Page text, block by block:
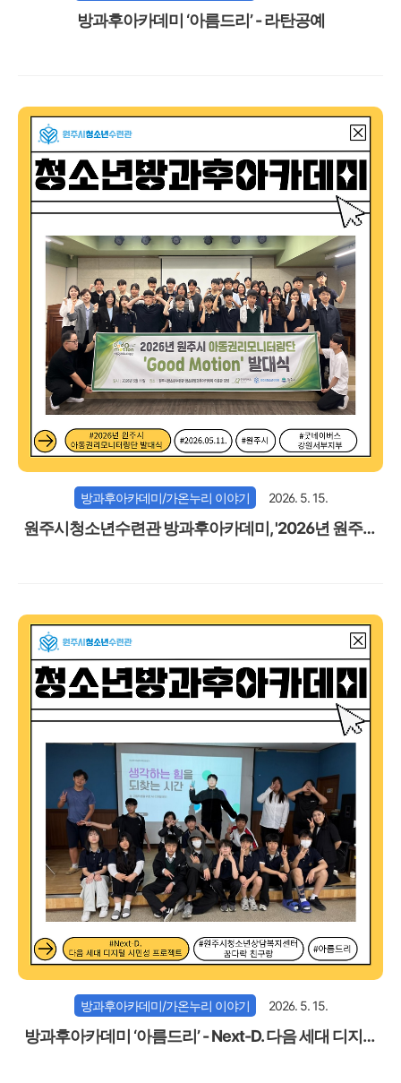
방과후아카데미 ‘아름드리’ - 라탄공예
방과후아카데미/가온누리 이야기 2026. 5. 15.
원주시청소년수련관 방과후아카데미, '2026년 원주시
방과후아카데미/가온누리 이야기 2026. 5. 15.
방과후아카데미 ‘아름드리’ - Next-D. 다음 세대 디지털